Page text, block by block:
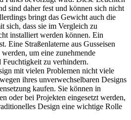
sind daher fest und können sich nicht
bringt das Gewicht auch die
sich, dass sie im Vergleich zu
installiert werden können. Ein
Eine Straßenlaterne aus Gusseisen
um eine zunehmende
zu verhindern.
mit vielen Problemen nicht viele
ihres unverwechselbaren Designs
kaufen. Sie können in
oder bei Projekten eingesetzt werden,
Design eine wichtige Rolle